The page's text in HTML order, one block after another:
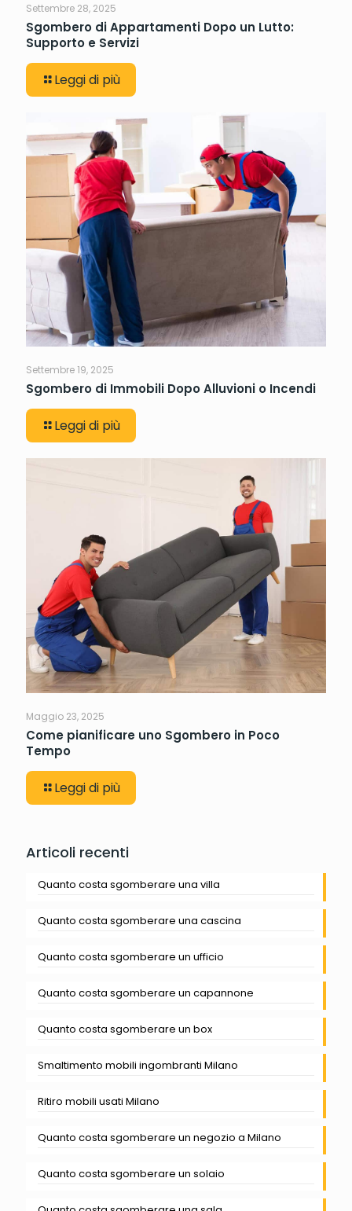
Settembre 28, 2025
Sgombero di Appartamenti Dopo un Lutto:
Supporto e Servizi
Leggi di più
Settembre 19, 2025
Sgombero di Immobili Dopo Alluvioni o Incendi
Leggi di più
Maggio 23, 2025
Come pianificare uno Sgombero in Poco
Tempo
Leggi di più
Articoli recenti
Quanto costa sgomberare una villa
Quanto costa sgomberare una cascina
Quanto costa sgomberare un ufficio
Quanto costa sgomberare un capannone
Quanto costa sgomberare un box
Smaltimento mobili ingombranti Milano
Ritiro mobili usati Milano
Quanto costa sgomberare un negozio a Milano
Quanto costa sgomberare un solaio